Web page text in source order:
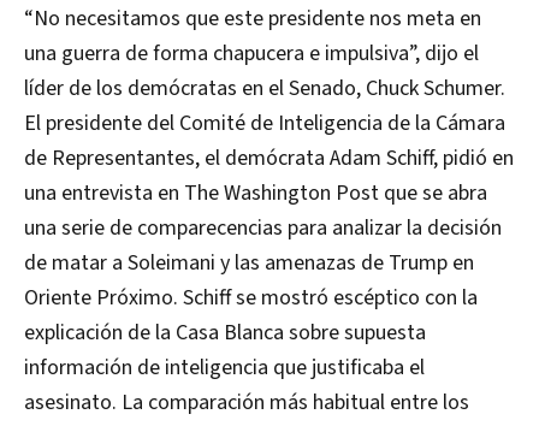
“No necesitamos que este presidente nos meta en
una guerra de forma chapucera e impulsiva”, dijo el
líder de los demócratas en el Senado, Chuck Schumer.
El presidente del Comité de Inteligencia de la Cámara
de Representantes, el demócrata Adam Schiff, pidió en
una entrevista en The Washington Post que se abra
una serie de comparecencias para analizar la decisión
de matar a Soleimani y las amenazas de Trump en
Oriente Próximo. Schiff se mostró escéptico con la
explicación de la Casa Blanca sobre supuesta
información de inteligencia que justificaba el
asesinato. La comparación más habitual entre los